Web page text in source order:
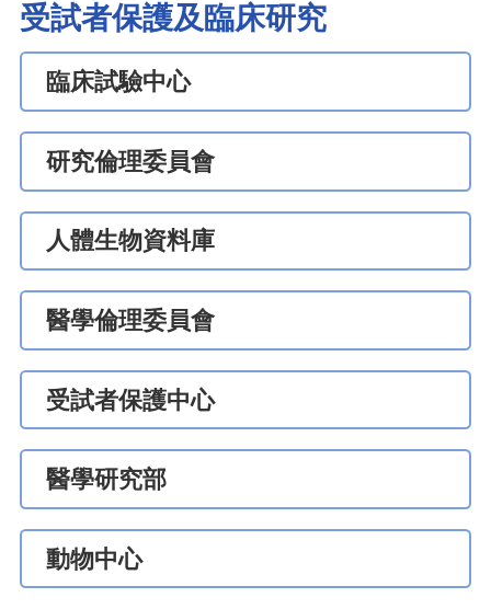
受試者保護及臨床研究
臨床試驗中心
研究倫理委員會
人體生物資料庫
醫學倫理委員會
受試者保護中心
醫學研究部
動物中心